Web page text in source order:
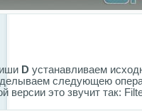
D устанавливаем
следующею
версии это звучит так: